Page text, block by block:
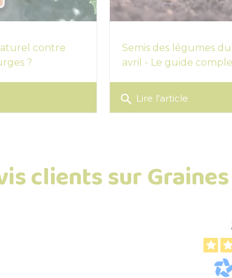
contre
?
Semis des légumes
avril - Le guide
search Lire l'article
clients sur